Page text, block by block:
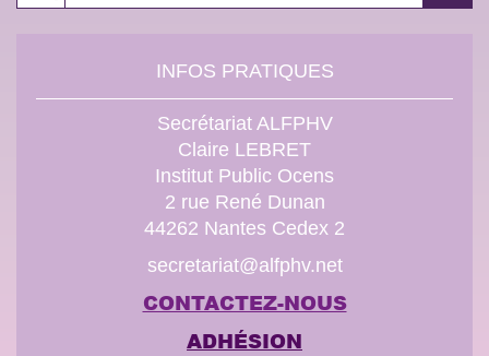
INFOS PRATIQUES
Secrétariat ALFPHV
Claire LEBRET
Institut Public Ocens
2 rue René Dunan
44262 Nantes Cedex 2
secretariat@alfphv.net
CONTACTEZ-NOUS
ADHÉSION